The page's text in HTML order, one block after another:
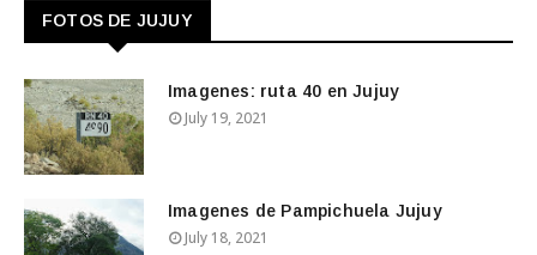
FOTOS DE JUJUY
Imagenes: ruta 40 en Jujuy
July 19, 2021
Imagenes de Pampichuela Jujuy
July 18, 2021